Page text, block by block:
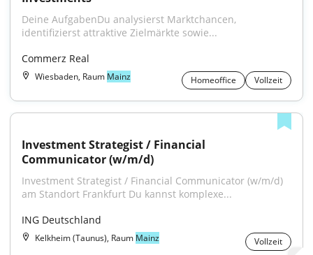
Deine AufgabenDu analysierst Marktchancen,
identifizierst attraktive Zielmärkte sowie...
Commerz Real
Wiesbaden, Raum Mainz Homeoffice Vollzeit
Investment Strategist / Financial
Communicator (w/m/d)
Investment Strategist / Financial Communicator (w/m/d)
am Standort Frankfurt Du kannst komplexe...
ING Deutschland
Kelkheim (Taunus), Raum Mainz Vollzeit